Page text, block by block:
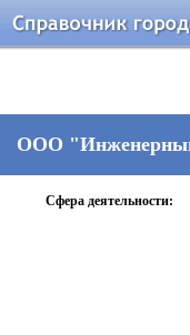
ООО
Сфера деятельности: